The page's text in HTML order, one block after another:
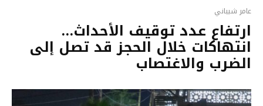
عامر شيباني
ارتفاع عدد توقيف الأحداث…
انتهاكات خلال الحجز قد تصل إلى
الضرب والاغتصاب